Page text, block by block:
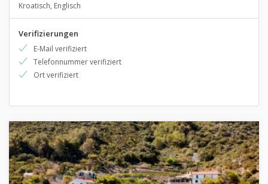
Kroatisch, Englisch
Verifizierungen
E-Mail verifiziert
Telefonnummer verifiziert
Ort verifiziert